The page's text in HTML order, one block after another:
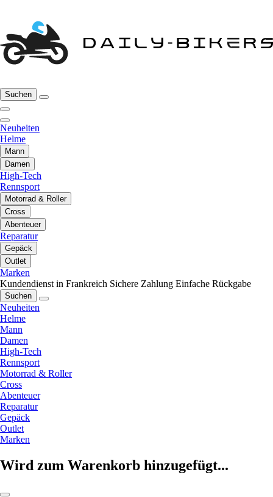
Suchen
Neuheiten
Helme
Mann
Damen
High-Tech
Rennsport
Motorrad & Roller
Cross
Abenteuer
Reparatur
Gepäck
Outlet
Marken
Kundendienst in Frankreich Sichere Zahlung Einfache Rückgabe
Suchen
Neuheiten
Helme
Mann
Damen
High-Tech
Rennsport
Motorrad & Roller
Cross
Abenteuer
Reparatur
Gepäck
Outlet
Marken
Wird zum Warenkorb hinzugefügt...